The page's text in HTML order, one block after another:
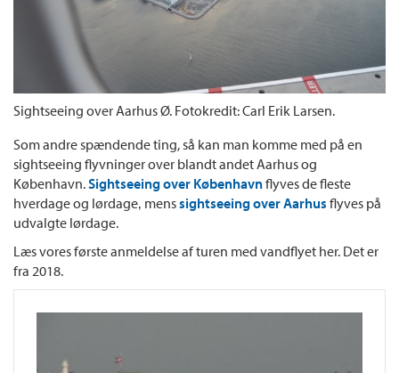
Sightseeing over Aarhus Ø. Fotokredit: Carl Erik Larsen.
Som andre spændende ting, så kan man komme med på en
sightseeing flyvninger over blandt andet Aarhus og
København.Sightseeing over Københavnflyves de fleste
hverdage og lørdage‚ menssightseeing over Aarhus flyves på
udvalgte lørdage.
Læs vores første anmeldelse af turen med vandflyet her. Det er
fra 2018.